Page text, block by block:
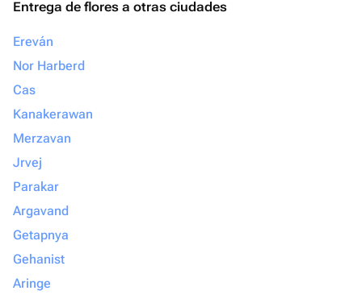
Entrega de flores a otras ciudades
Ereván
Nor Harberd
Cas
Kanakerawan
Merzavan
Jrvej
Parakar
Argavand
Getapnya
Gehanist
Aringe